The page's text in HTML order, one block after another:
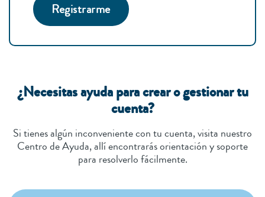
Registrarme
¿Necesitas ayuda para crear o gestionar tu
cuenta?
Si tienes algún inconveniente con tu cuenta, visita nuestro
Centro de Ayuda, allí encontrarás orientación y soporte
para resolverlo fácilmente.